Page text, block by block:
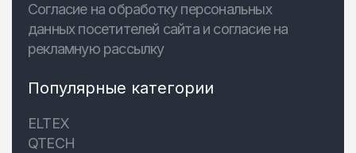
Согласие на обработку персональных
данных посетителей сайта и согласие на
рекламную рассылку
Популярные категории
ELTEX
QTECH